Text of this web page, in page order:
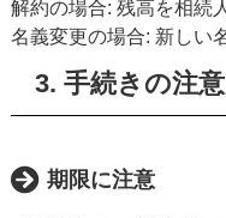
解約の場合: 残高を相続
名義変更の場合: 新しい
3. 手続きの注
期限に注意